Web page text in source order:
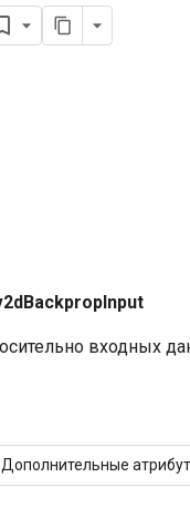
входных
Дополнительные